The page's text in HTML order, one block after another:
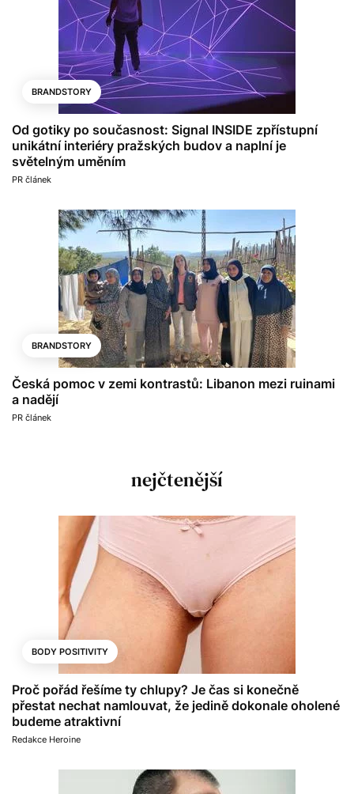
BRANDSTORY
Od gotiky po současnost: Signal INSIDE zpřístupní
unikátní interiéry pražských budov a naplní je
světelným uměním
PR článek
BRANDSTORY
Česká pomoc v zemi kontrastů: Libanon mezi ruinami
a nadějí
PR článek
nejčtenější
BODY POSITIVITY
Proč pořád řešíme ty chlupy? Je čas si konečně
přestat nechat namlouvat, že jedině dokonale oholené
budeme atraktivní
Redakce Heroine